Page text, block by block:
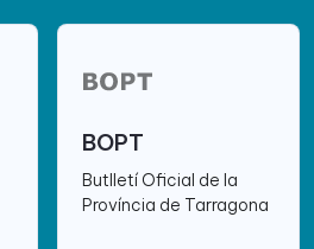
BOPT
Butlletí Oficial de la
Província de Tarragona